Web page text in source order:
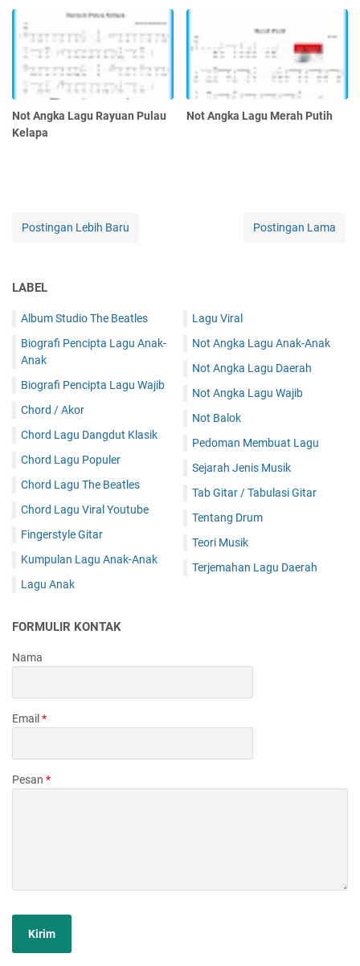
Not Angka Lagu Rayuan Pulau
Kelapa
Not Angka Lagu Merah Putih
Postingan Lebih Baru Postingan Lama
LABEL
Album Studio The Beatles
Biografi Pencipta Lagu Anak-
Anak
Biografi Pencipta Lagu Wajib
Chord / Akor
Chord Lagu Dangdut Klasik
Chord Lagu Populer
Chord Lagu The Beatles
Chord Lagu Viral Youtube
Fingerstyle Gitar
Kumpulan Lagu Anak-Anak
Lagu Anak
Lagu Viral
Not Angka Lagu Anak-Anak
Not Angka Lagu Daerah
Not Angka Lagu Wajib
Not Balok
Pedoman Membuat Lagu
Sejarah Jenis Musik
Tab Gitar / Tabulasi Gitar
Tentang Drum
Teori Musik
Terjemahan Lagu Daerah
FORMULIR KONTAK
Nama
Email *
Pesan *